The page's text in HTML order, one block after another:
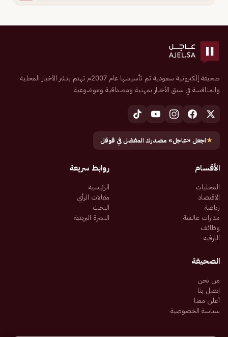
صحيفة إلكترونية سعودية تم تأسيسها عام 2007م تهتم بنشر الأخبار المحلية
والمنافسة في سبق الأخبار بمهنية ومصداقية وموضوعية
★اجعل «عاجل» مصدرك المفضل في قوقل
الأقسام
المحليات
الاقتصاد
رياضة
مدارات عالمية
وظائف
الترفيه
روابط سريعة
الرئيسية
مقالات الرأي
البحث
النشرة البريدية
الصحيفة
من نحن
اتصل بنا
أعلن معنا
سياسة الخصوصية